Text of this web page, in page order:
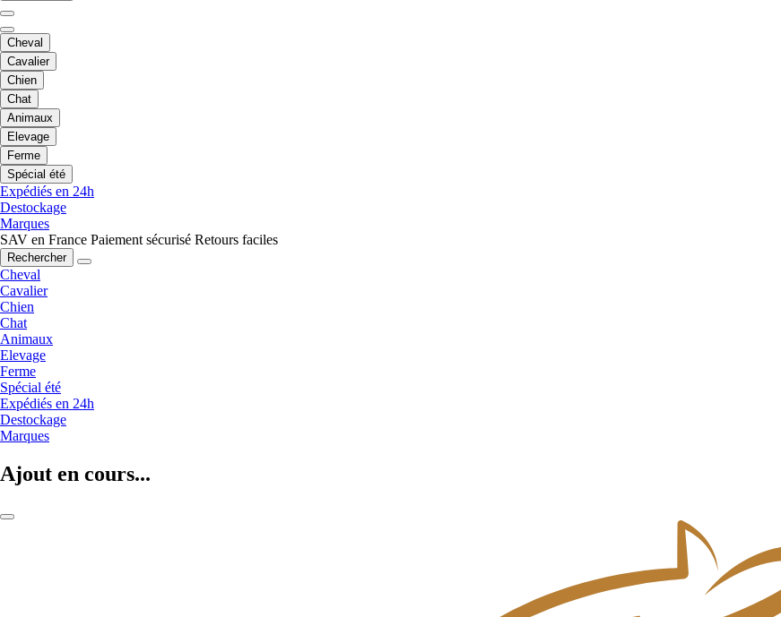
Cheval
Cavalier
Chien
Chat
Animaux
Elevage
Ferme
Spécial été
Expédiés en 24h
Destockage
Marques
SAV en France Paiement sécurisé Retours faciles
Rechercher
Cheval
Cavalier
Chien
Chat
Animaux
Elevage
Ferme
Spécial été
Expédiés en 24h
Destockage
Marques
Ajout en cours...